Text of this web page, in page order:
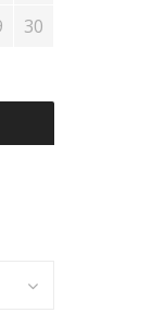
30